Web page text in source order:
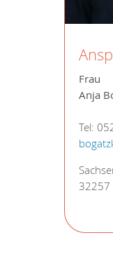
Frau
Anja
Tel:
32257